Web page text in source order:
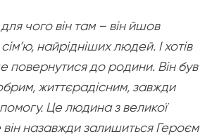
чого він там – він йшов
найрідніших людей. І хотів
повернутися до родини. Він був
життєрадісним, завжди
Це людина з великої
назавжди залишиться Героєм